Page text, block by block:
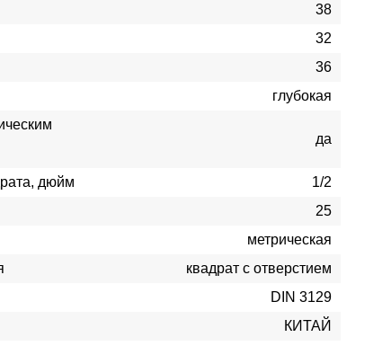
38
32
36
глубокая
да
дюйм
1/2
25
метрическая
квадрат с отверстием
DIN 3129
КИТАЙ